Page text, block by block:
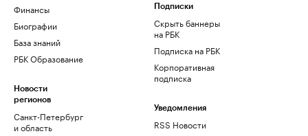
Финансы
Биографии
База знаний
РБК Образование
Новости
регионов
Санкт-Петербург
и область
Подписки
Скрыть баннеры
на РБК
Подписка на РБК
Корпоративная
подписка
Уведомления
RSS Новости